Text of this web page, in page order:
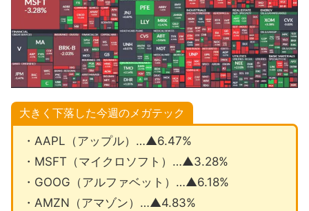
大きく下落した今週のメガテック
・AAPL（アップル）…▲6.47%
・MSFT（マイクロソフト）…▲3.28%
・GOOG（アルファベット）…▲6.18%
・AMZN（アマゾン）…▲4.83%